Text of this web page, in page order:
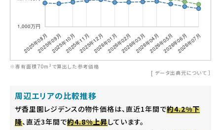
※専有面積70m²で算出した参考価格
[ データ出典元について ］
周辺エリアの比較推移
ザ香里園レジデンスの物件価格は、直近1年間で約4.2%下
降、直近3年間で約4.8%上昇しています。